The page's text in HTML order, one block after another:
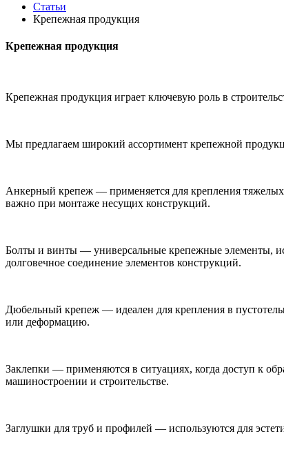
Статьи
Крепежная продукция
Крепежная продукция
Крепежная продукция играет ключевую роль в
Мы предлагаем широкий ассортимент крепежной
Анкерный крепеж — применяется для крепления
важно при монтаже несущих конструкций.
Болты и винты — универсальные крепежные элементы,
долговечное соединение элементов конструкций.
Дюбельный крепеж — идеален для крепления в
или деформацию.
Заклепки — применяются в ситуациях, когда доступ к
машиностроении и строительстве.
Заглушки для труб и профилей — используются для